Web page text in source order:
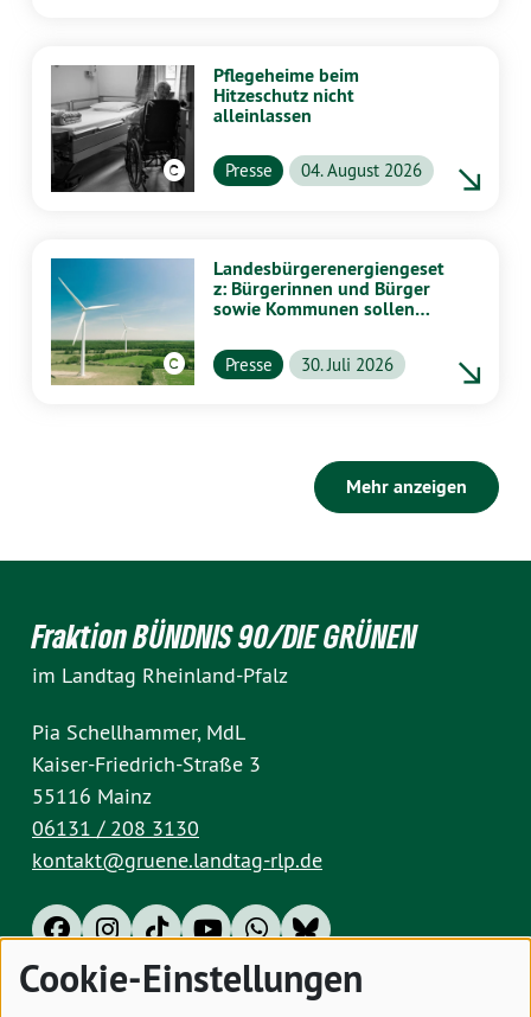
Pflegeheime beim
Hitzeschutz nicht
alleinlassen
Presse 04. August 2026
Landesbürgerenergiengeset
z: Bürgerinnen und Bürger
sowie Kommunen sollen
profitieren
Presse 30. Juli 2026
Mehr anzeigen
Fraktion BÜNDNIS 90/DIE GRÜNEN
im Landtag Rheinland-Pfalz
Pia Schellhammer, MdL
Kaiser-Friedrich-Straße 3
55116 Mainz
06131 / 208 3130
kontakt@gruene.landtag-rlp.de
Impressum Datenschutz Cookies
Cookie-Einstellungen